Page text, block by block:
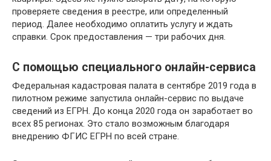
проверяете сведения в реестре, или определенный
период. Далее необходимо оплатить услугу и ждать
справки. Срок предоставления — три рабочих дня.
С помощью специального онлайн-сервиса
Федеральная кадастровая палата в сентябре 2019 года в
пилотном режиме запустила онлайн-сервис по выдаче
сведений из ЕГРН. До конца 2020 года он заработает во
всех 85 регионах. Это стало возможным благодаря
внедрению ФГИС ЕГРН по всей стране.